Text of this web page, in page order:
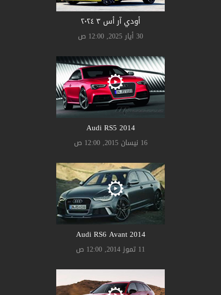
أودي آر أس ٣ ٢٠٢٤
30 أيار 2025, 12:00 ص
Audi RS5 2014
16 نيسان 2015, 12:00 ص
Audi RS6 Avant 2014
11 تموز 2014, 12:00 ص